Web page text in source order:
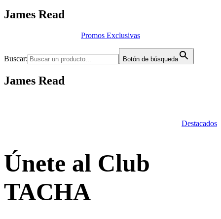
James Read
Promos Exclusivas
Buscar: Botón de búsqueda
James Read
Destacados
Únete al Club
TACHA